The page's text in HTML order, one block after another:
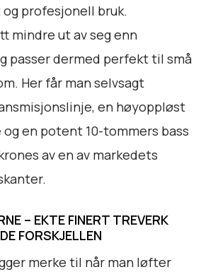
profesjonell bruk.
mindre ut av seg enn
passer dermed perfekt til små
Her får man selvsagt
en høyoppløst
en potent 10-tommers bass
av en av markedets
– EKTE FINERT TREVERK
FORSKJELLEN
merke til når man løfter